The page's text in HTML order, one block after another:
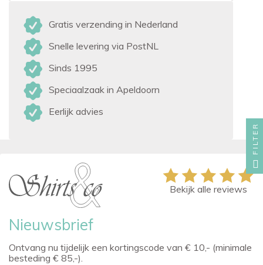
Gratis verzending in Nederland
Snelle levering via PostNL
Sinds 1995
Speciaalzaak in Apeldoorn
Eerlijk advies
Nieuwsbrief
Ontvang nu tijdelijk een kortingscode van € 10,- (minimale
besteding € 85,-).
Bekijk alle reviews
FILTER